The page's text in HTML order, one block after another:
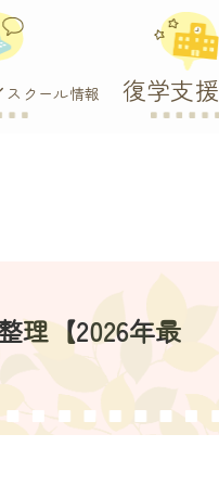
スクール情報 復学支援
理【2026年最